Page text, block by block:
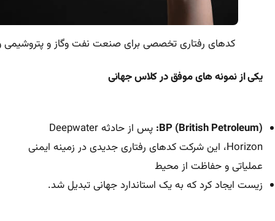
کدهای رفتاری تخصصی برای صنعت نفت وگاز و پتروشیمی
یکی از نمونه های موفق در کلاس جهانی
BP (British Petroleum):
پس از حادثه Deepwater
Horizon، این شرکت کدهای رفتاری جدیدی در زمینه ایمنی
عملیاتی و حفاظت از محیط
زیست ایجاد کرد که به یک استاندارد جهانی تبدیل شد.